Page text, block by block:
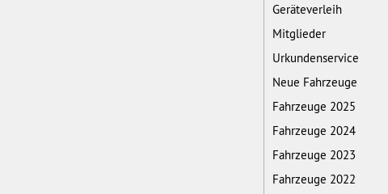
Geräteverleih
Mitglieder
Urkundenservice
Neue Fahrzeuge
Fahrzeuge 2025
Fahrzeuge 2024
Fahrzeuge 2023
Fahrzeuge 2022